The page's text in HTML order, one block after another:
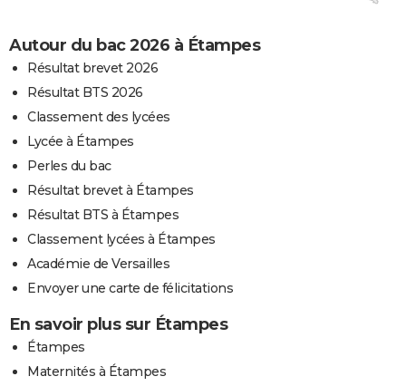
Autour du bac 2026 à Étampes
Résultat brevet 2026
Résultat BTS 2026
Classement des lycées
Lycée à Étampes
Perles du bac
Résultat brevet à Étampes
Résultat BTS à Étampes
Classement lycées à Étampes
Académie de Versailles
Envoyer une carte de félicitations
En savoir plus sur Étampes
Étampes
Maternités à Étampes